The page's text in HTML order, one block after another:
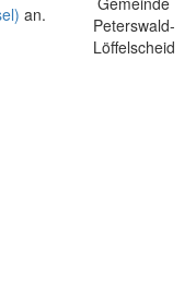
an.